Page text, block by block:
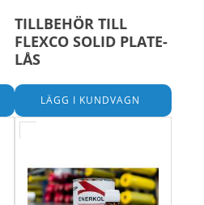
TILLBEHÖR TILL
FLEXCO SOLID PLATE-
LÅS